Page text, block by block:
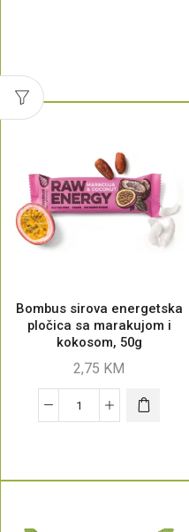
Bombus sirova energetska
pločica sa marakujom i
kokosom, 50g
2,75 KM